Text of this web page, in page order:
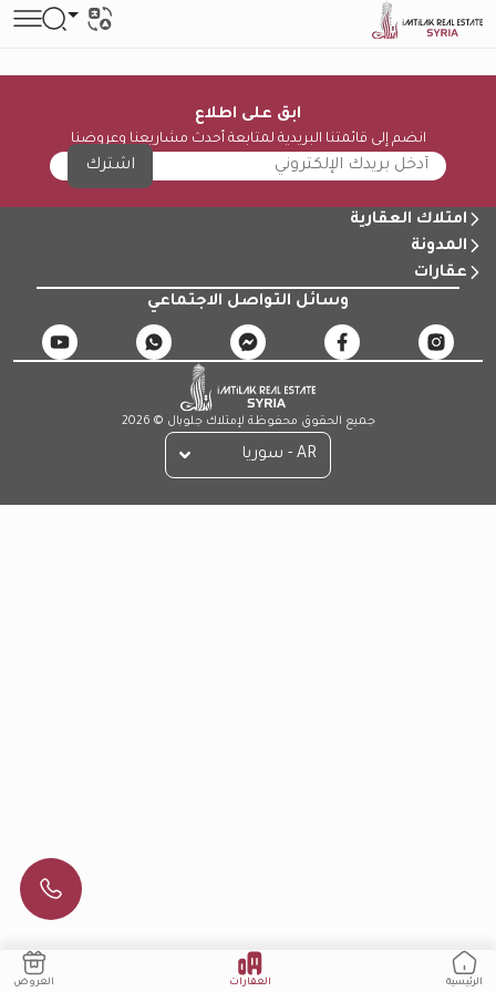
الرئيسية العقارات العروض
ابق على اطلاع
انضم إلى قائمتنا البريدية لمتابعة أحدث مشاريعنا وعروضنا
اشترك
امتلاك العقارية
المدونة
عقارات
وسائل التواصل الاجتماعي
جميع الحقوق محفوظة لإمتلاك جلوبال © 2026
AR - سوريا